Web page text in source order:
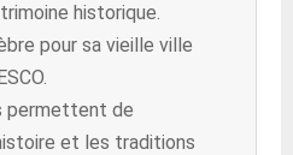
historique.
pour sa vieille ville
permettent de
et les traditions